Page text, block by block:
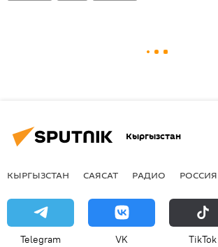
Кыргызстан
КЫРГЫЗСТАН САЯСАТ РАДИО РОССИЯ
Telegram VK ТikТоk